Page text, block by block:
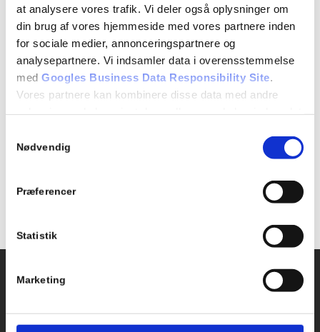
at analysere vores trafik. Vi deler også oplysninger om
din brug af vores hjemmeside med vores partnere inden
for sociale medier, annonceringspartnere og
analysepartnere. Vi indsamler data i overensstemmelse
med Googles Business Data Responsibility Site
Vores partnere kan kombinere disse data med andre
Se Cookie & Privatlivspolitik
Nødvendig
Præferencer
Statistik
Marketing
Teori 4 – torsdagshold
Forrige dag Næste dag
Abonner på kalender
Kontakt os
Brøndbyvestervej 25
MC kørekort